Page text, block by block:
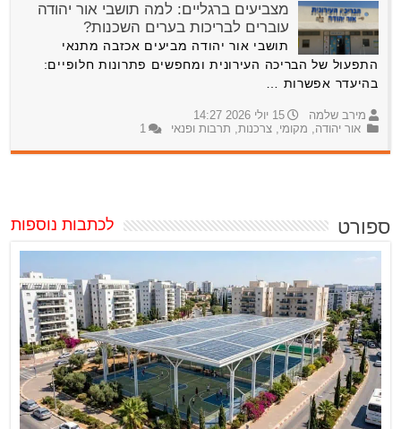
מצביעים ברגליים: למה תושבי אור יהודה
עוברים לבריכות בערים השכנות?
תושבי אור יהודה מביעים אכזבה מתנאי
התפעול של הבריכה העירונית ומחפשים פתרונות חלופיים:
בהיעדר אפשרות …
מירב שלמה
15 יולי 2026 14:27
אור יהודה, מקומי, צרכנות, תרבות ופנאי 1
ספורט לכתבות נוספות